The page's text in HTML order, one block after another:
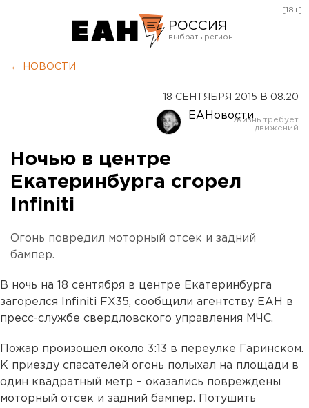
РОССИЯ
Оренбург
[18+]
← НОВОСТИ
18 СЕНТЯБРЯ 2015 В 08:20
ЕАНовости
Ночью в центре
Екатеринбурга сгорел
Infiniti
Огонь повредил моторный отсек и задний
бампер.
В ночь на 18 сентября в центре Екатеринбурга
загорелся Infiniti FX35, сообщили агентству ЕАН в
пресс-службе свердловского управления МЧС.
Пожар произошел около 3:13 в переулке Гаринском.
К приезду спасателей огонь полыхал на площади в
один квадратный метр – оказались повреждены
моторный отсек и задний бампер. Потушить